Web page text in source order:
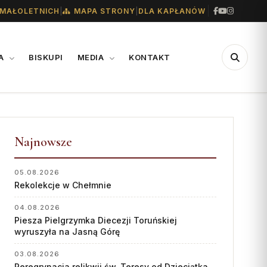
MAPA STRONY DLA KAPŁANÓW
BISKUPI MEDIA KONTAKT
CENTRUM
Biuro
Współpraca
Redakcja
WSPARCIE
Konta bankowe diecezji
Ofiary na seminarium
1% podatku
Najnowsze
05.08.2026
Rekolekcje w Chełmnie
04.08.2026
Piesza Pielgrzymka Diecezji Toruńskiej
wyruszyła na Jasną Górę
03.08.2026